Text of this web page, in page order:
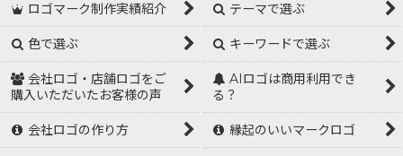
ロゴマーク制作実績紹介 テーマで選ぶ
色で選ぶ キーワードで選ぶ
会社ロゴ・店舗ロゴをご
購入いただいたお客様の声
AIロゴは商用利用でき
る？
会社ロゴの作り方 縁起のいいマークロゴ